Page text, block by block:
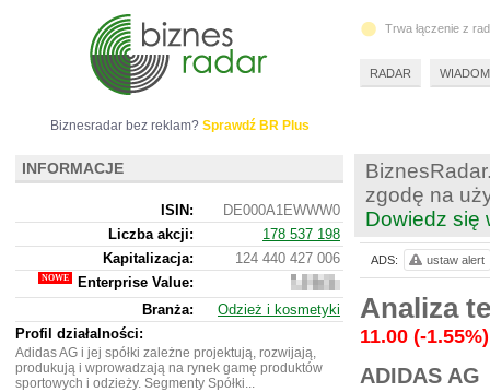
zgodę na
Dowiedz się
Analiza
11.00 (-1.55%)
ADIDAS AG
ADS: ustaw alert
Biznesradar bez reklam? Sprawdź BR Plus
INFORMACJE
ISIN:
DE000A1EWWW0
Liczba akcji:
178 537 198
Kapitalizacja:
124 440 427 006
Enterprise Value:
145
144
296
Branża:
Odzież i kosmetyki
Profil działalności:
Adidas AG i jej spółki zależne projektują, rozwijają,
produkują i wprowadzają na rynek gamę produktów
sportowych i odzieży. Segmenty Spółki...
Trwa łączenie z
RADAR